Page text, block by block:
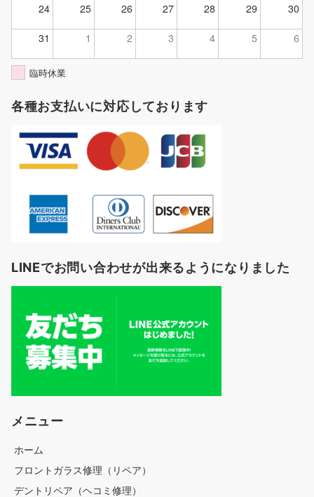
24 25 26 27 28 29 30
31 1 2 3 4 5 6
臨時休業
各種お支払いに対応しております
LINEでお問い合わせが出来るようになりました
メニュー
ホーム
フロントガラス修理（リペア）
デントリペア（ヘコミ修理）